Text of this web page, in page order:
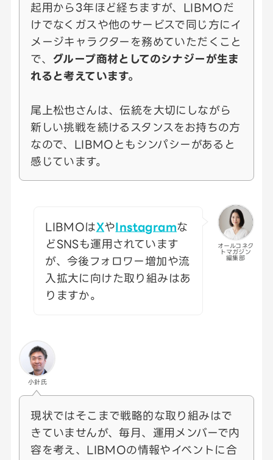
起用から3年ほど経ちますが、LIBMOだ
けでなくガスや他のサービスで同じ方にイ
メージキャラクターを務めていただくこと
で、 グループ商材としてのシナジーが生ま
れると考えています。
尾上松也さんは、伝統を大切にしながら
新しい挑戦を続けるスタンスをお持ちの方
なので、LIBMOともシンパシーがあると
感じています。
オールコネク
トマガジン
編集部
LIBMOはXやInstagramな
どSNSも運用されています
が、今後フォロワー増加や流
入拡大に向けた取り組みはあ
りますか。
小針氏
現状ではそこまで戦略的な取り組みはで
きていませんが、毎月、運用メンバーで内
容を考え、LIBMOの情報やイベントに合